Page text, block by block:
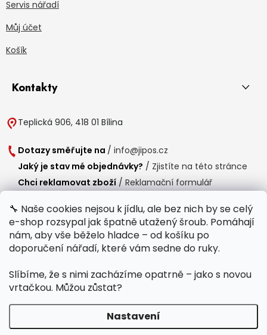
🔧 Naše cookies nejsou k jídlu, ale bez nich by se celý
e-shop rozsypal jak špatně utažený šroub. Pomáhají
nám, aby vše běželo hladce – od košíku po
doporučení nářadí, které vám sedne do ruky.
Slíbíme, že s nimi zacházíme opatrně – jako s novou
vrtačkou. Můžou zůstat?
Nastavení
Servis nářadí
Můj účet
Košík
Kontakty
Teplická 906, 418 01 Bílina
Dotazy směřujte na / info@jipos.cz
Jaký je stav mé objednávky? / Zjistíte na této stránce
Chci reklamovat zboží / Reklamační formulář
Provozní doba
Po-Čt / 8:00 - 15:00
Polední přestávka /11:00 - 11:30
Copyright 2026Jipos.cz. Všechna práva vyhrazena.Upravit nastavení